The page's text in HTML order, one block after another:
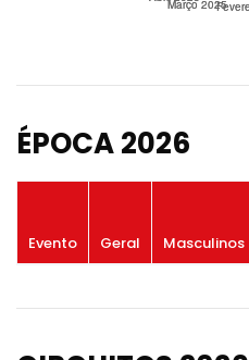
ÉPOCA 2026
Evento Geral Masculinos